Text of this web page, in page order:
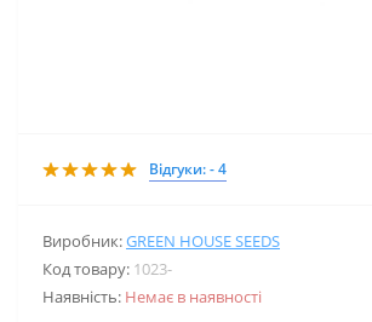
Відгуки: - 4
Виробник:GREEN HOUSE SEEDS
Код товару: 1023-
Наявність: Немає в наявності